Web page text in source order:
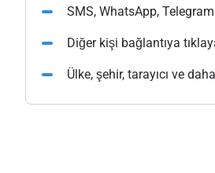
SMS, WhatsApp,
Diğer kişi bağlantıya
Ülke, şehir, tarayıcı ve